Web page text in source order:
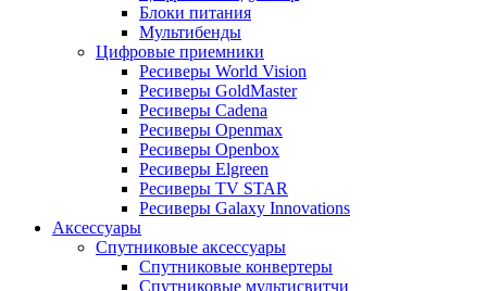
Блоки питания
Мультибенды
Цифровые приемники
Ресиверы World Vision
Ресиверы GoldMaster
Ресиверы Cadena
Ресиверы Openmax
Ресиверы Openbox
Ресиверы Elgreen
Ресиверы TV STAR
Ресиверы Galaxy Innovations
Аксессуары
Спутниковые аксессуары
Спутниковые конвертеры
Спутниковые мультисвитчи